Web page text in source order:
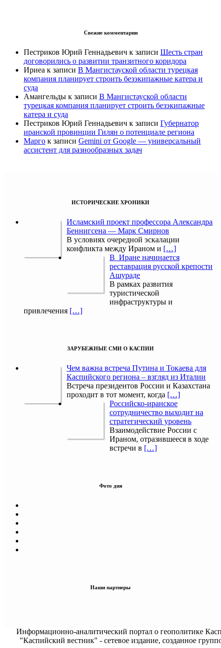
Свежие комментарии
Пестриков Юрий Геннадьевич к записи Шесть стран
договорились о развитии транзитного коридора
Ириеа к записи В Мангистауской области турецкая
компания планирует строить безэкипажные катера и
суда
Амангельды к записи В Мангистауской области
турецкая компания планирует строить безэкипажные
катера и суда
Пестриков Юрий Геннадьевич к записи Губернатор
иранской провинции Гилян о потенциале региона
Марго к записи Gemini от Google — универсальный
ассистент для разнообразных задач
ИСТОРИЧЕСКИЕ ХРОНИКИ
Исламский проект профессора Александра
Беннигсена — Марк Смирнов
В условиях очередной эскалации
конфликта между Ираном и […]
В Иране начинается
реставрация русской крепости
Ашураде
В рамках развития
туристической
инфраструктуры и
привлечения […]
ЗАРУБЕЖНЫЕ СМИ О КАСПИИ
Чем важна встреча Путина и Токаева для
Каспийского региона – взгляд из Италии
Встреча президентов России и Казахстана
проходит в тот момент, когда […]
Российско-иранское
сотрудничество выходит на
стратегический уровень
Взаимодействие России с
Ираном, отразившееся в ходе
встречи в […]
Фото дня
Наши партнеры
Информационно-аналитический портал о геополитике
"Каспийский вестник" - сетевое издание, созданное